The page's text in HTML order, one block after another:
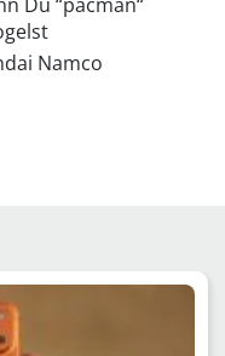
Namco